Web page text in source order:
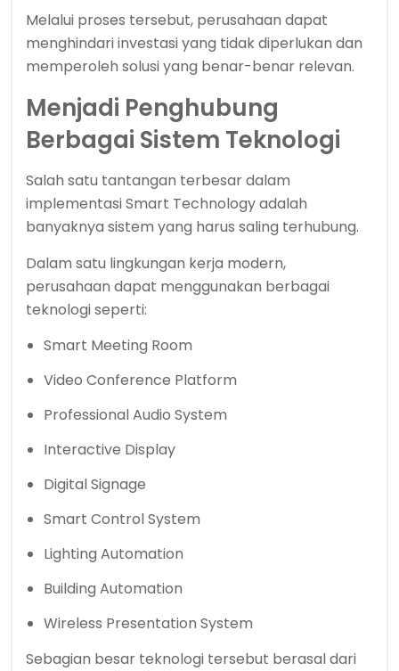
Melalui proses tersebut, perusahaan dapat
menghindari investasi yang tidak diperlukan dan
memperoleh solusi yang benar-benar relevan.
Menjadi Penghubung
Berbagai Sistem Teknologi
Salah satu tantangan terbesar dalam
implementasi Smart Technology adalah
banyaknya sistem yang harus saling terhubung.
Dalam satu lingkungan kerja modern,
perusahaan dapat menggunakan berbagai
teknologi seperti:
Smart Meeting Room
Video Conference Platform
Professional Audio System
Interactive Display
Digital Signage
Smart Control System
Lighting Automation
Building Automation
Wireless Presentation System
Sebagian besar teknologi tersebut berasal dari